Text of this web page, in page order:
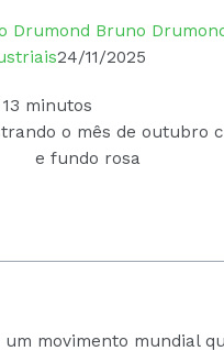
Bruno
24/11/2025
minutos
movimento mundial